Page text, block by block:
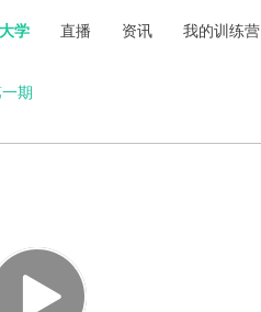
学 直播 资讯 我的训练营
期